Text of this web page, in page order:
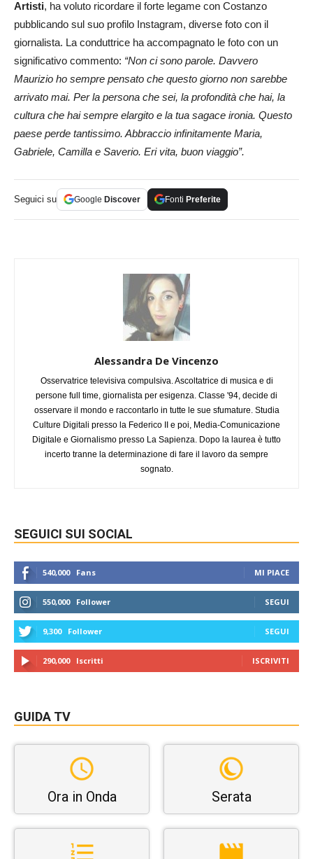
Artisti, ha voluto ricordare il forte legame con Costanzo
pubblicando sul suo profilo Instagram, diverse foto con il
giornalista. La conduttrice ha accompagnato le foto con un
significativo commento: “Non ci sono parole. Davvero
Maurizio ho sempre pensato che questo giorno non sarebbe
arrivato mai. Per la persona che sei, la profondità che hai, la
cultura che hai sempre elargito e la tua sagace ironia. Questo
paese perde tantissimo. Abbraccio infinitamente Maria,
Gabriele, Camilla e Saverio. Eri vita, buon viaggio”.
Seguici su Google Discover Fonti Preferite
Alessandra De Vincenzo
Osservatrice televisiva compulsiva. Ascoltatrice di musica e di
persone full time, giornalista per esigenza. Classe '94, decide di
osservare il mondo e raccontarlo in tutte le sue sfumature. Studia
Culture Digitali presso la Federico II e poi, Media-Comunicazione
Digitale e Giornalismo presso La Sapienza. Dopo la laurea è tutto
incerto tranne la determinazione di fare il lavoro da sempre
sognato.
SEGUICI SUI SOCIAL
540,000 Fans MI PIACE
550,000 Follower SEGUI
9,300 Follower SEGUI
290,000 Iscritti ISCRIVITI
GUIDA TV
Ora in Onda Serata